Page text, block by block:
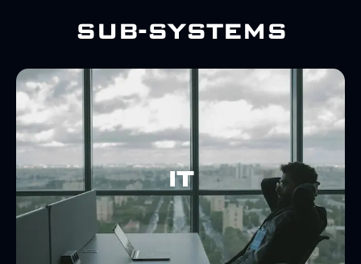
SUB-SYSTEMS
IT
ΩΣ ΟΜΆΔΑ ΜΕ ΠΟΛΛΈΣ ΑΝΆΓΚΕΣ, ΜΈΛΗ
ΚΑΙ ΚΟΙΝΈΣ ΕΡΓΑΣΊΕΣ, Η ASAT
ΧΡΗΣΙΜΟΠΟΙΕΊ ΠΟΛΛΆ ΗΛΕΚΤΡΟΝΙΚΆ
ΜΈΣΑ, ΓΙΑ ΕΠΙΚΟΙΝΩΝΊΑ , ΔΙΑΧΕΊΡΙΣΗ
PROJECT , ΑΠΟΘΉΚΕΥΣΗ ΑΡΧΕΊΩΝ ,
ΚΑΤΑΓΡΑΦΉ ΠΡΑΚΤΙΚΏΝ , ΗΛΕΚΤΡΟΝΙΚΉ
ΑΛΛΗΛΟΓΡΑΦΊΑ Κ.Α..
Learn More